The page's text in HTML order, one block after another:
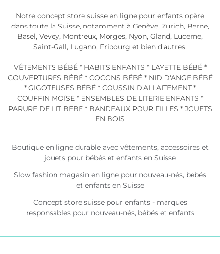
Notre concept store suisse en ligne pour enfants opère
dans toute la Suisse, notamment à Genève, Zurich, Berne,
Basel, Vevey, Montreux, Morges, Nyon, Gland, Lucerne,
Saint-Gall, Lugano, Fribourg et bien d'autres.
VÊTEMENTS BÉBÉ * HABITS ENFANTS * LAYETTE BÉBÉ *
COUVERTURES BÉBÉ * COCONS BÉBÉ * NID D'ANGE BÉBÉ
* GIGOTEUSES BÉBÉ * COUSSIN D'ALLAITEMENT *
COUFFIN MOÏSE * ENSEMBLES DE LITERIE ENFANTS *
PARURE DE LIT BEBE * BANDEAUX POUR FILLES * JOUETS
EN BOIS
Boutique en ligne durable avec vêtements, accessoires et
jouets pour bébés et enfants en Suisse
Slow fashion magasin en ligne pour nouveau-nés, bébés
et enfants en Suisse
Concept store suisse pour enfants - marques
responsables pour nouveau-nés, bébés et enfants